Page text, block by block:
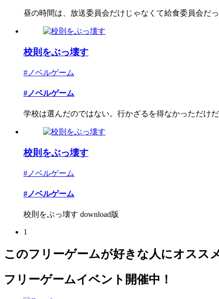
昼の時間は、放送委員会だけじゃなくて給食委員会だ
校則をぶっ壊す
#ノベルゲーム
#ノベルゲーム
学校は選んだのではない。行かざるを得なかっただけだ
校則をぶっ壊す
#ノベルゲーム
#ノベルゲーム
校則をぶっ壊す download版
1
このフリーゲームが好きな人にオスス
フリーゲームイベント開催中！